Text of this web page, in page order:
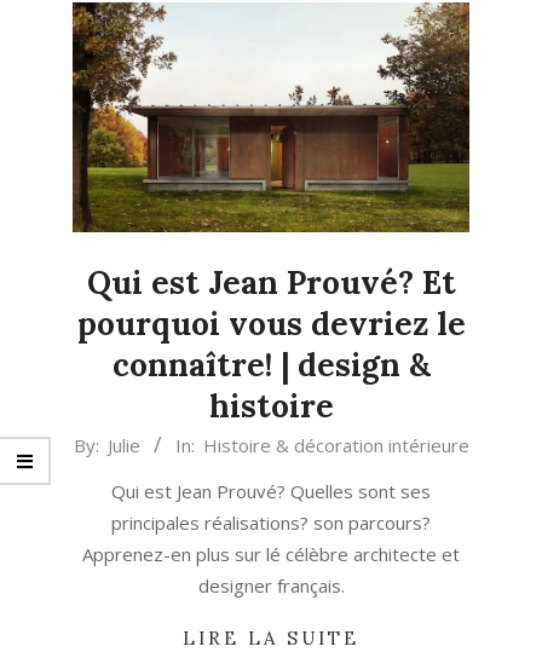
LIVING
Qui est Jean Prouvé? Et
pourquoi vous devriez le
connaître! | design &
histoire
2024-
By: Julie In: Histoire & décoration intérieure
Qui est Jean Prouvé? Quelles sont ses
principales réalisations? son parcours?
Apprenez-en plus sur lé célèbre architecte et
designer français.
LIRE LA SUITE